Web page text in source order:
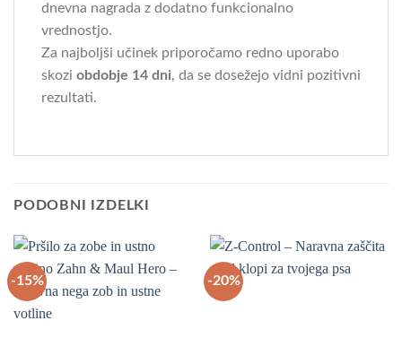
dnevna nagrada z dodatno funkcionalno
vrednostjo.
Za najboljši učinek priporočamo redno uporabo
skozi obdobje 14 dni, da se dosežejo vidni pozitivni
rezultati.
PODOBNI IZDELKI
-15% -20%